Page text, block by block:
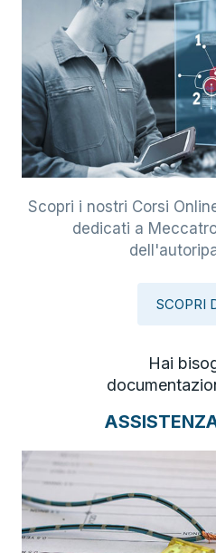
Scopri i nostri Corsi
dedicati a
SCOPRI
Hai